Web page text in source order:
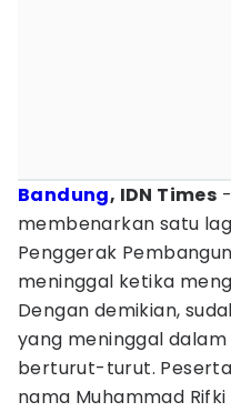
Bandung, IDN Times -
membenarkan satu
Penggerak
meninggal ketika
Dengan demikian,
yang meninggal
berturut-turut.
nama Muhammad